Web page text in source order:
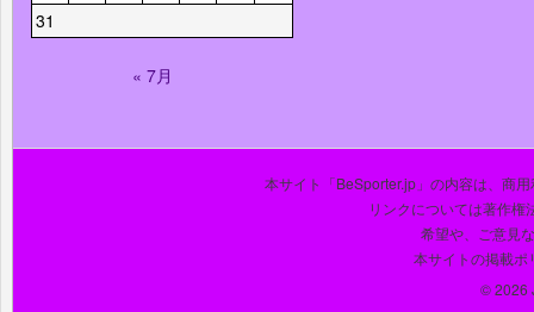
31
« 7月
本サイト「BeSporter.jp」の内容は、商
リンクについては著作権
希望や、ご意見
本サイトの掲載ポ
© 2026